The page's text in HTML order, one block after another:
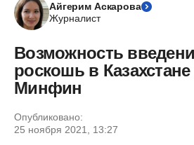
Айгерим Аскарова
Журналист
Возможность
роскошь в
Минфин
Опубликовано:
25 ноября 2021, 13:27